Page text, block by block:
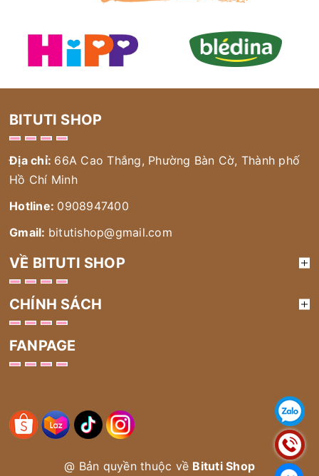
BITUTI SHOP
Địa chỉ: 66A Cao Thắng, Phường Bàn Cờ, Thành phố
Hồ Chí Minh
Hotline: 0908947400
Gmail: bitutishop@gmail.com
VỀ BITUTI SHOP
CHÍNH SÁCH
FANPAGE
@ Bản quyền thuộc về Bituti Shop